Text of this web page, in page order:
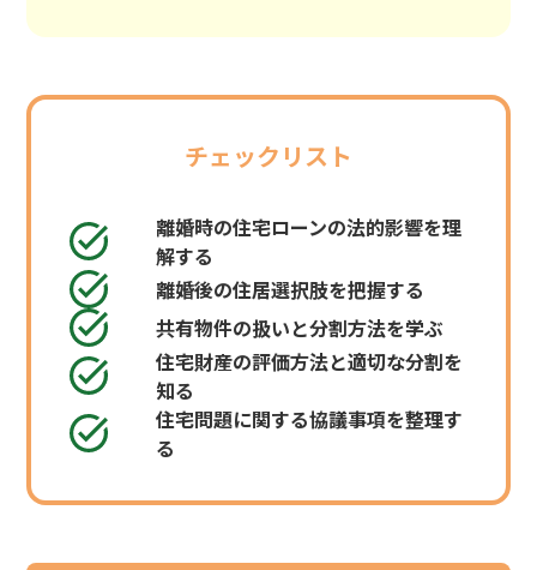
チェックリスト
離婚時の住宅ローンの法的影響を理
解する
離婚後の住居選択肢を把握する
共有物件の扱いと分割方法を学ぶ
住宅財産の評価方法と適切な分割を
知る
住宅問題に関する協議事項を整理す
る